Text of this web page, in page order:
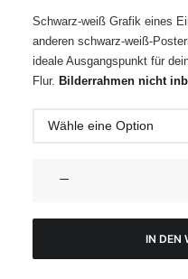
Schwarz-weiß Grafik eines
anderen schwarz-weiß-
ideale Ausgangspunkt für
Flur. Bilderrahmen nicht
Menge
IN DEN